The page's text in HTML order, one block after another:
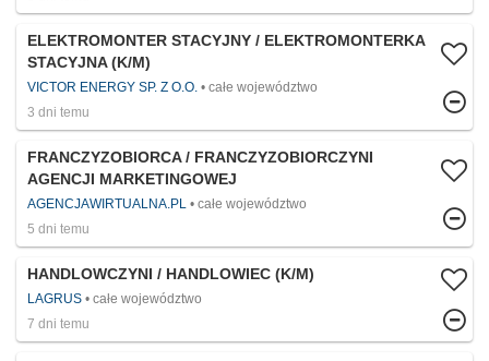
ELEKTROMONTER STACYJNY / ELEKTROMONTERKA
STACYJNA (K/M)
VICTOR ENERGY SP. Z O.O.
całe województwo
3 dni temu
FRANCZYZOBIORCA / FRANCZYZOBIORCZYNI
AGENCJI MARKETINGOWEJ
AGENCJAWIRTUALNA.PL
całe województwo
5 dni temu
HANDLOWCZYNI / HANDLOWIEC (K/M)
LAGRUS
całe województwo
7 dni temu